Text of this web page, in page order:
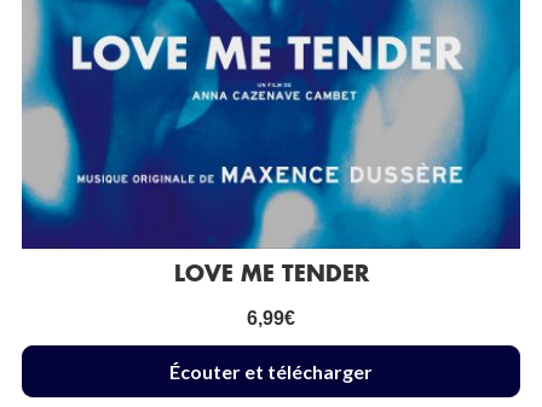
LOVE ME TENDER
6,99€
Écouter et télécharger